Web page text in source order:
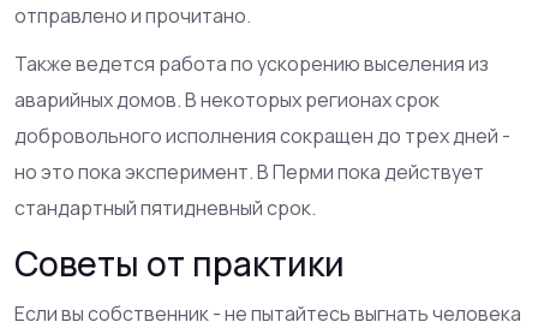
отправлено и прочитано.
Также ведется работа по ускорению выселения из
аварийных домов. В некоторых регионах срок
добровольного исполнения сокращен до трех дней -
но это пока эксперимент. В Перми пока действует
стандартный пятидневный срок.
Советы от практики
Если вы собственник - не пытайтесь выгнать человека